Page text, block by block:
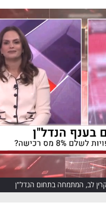
לב, המתמחה בתחום הנדל"ן